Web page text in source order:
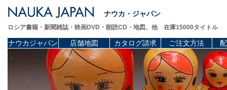
ナウカ・ジャパン
ロシア書籍・新聞雑誌・映画DVD・朗読CD・地図、他 在庫15000タイトル
ナウカジャパン 店舗地図 カタログ請求 ご注文方法